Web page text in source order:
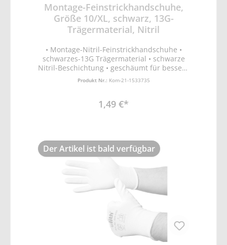
Montage-Feinstrickhandschuhe,
Größe 10/XL, schwarz, 13G-
Trägermaterial, Nitril
• Montage-Nitril-Feinstrickhandschuhe •
schwarzes-13G Trägermaterial • schwarze
Nitril-Beschichtung • geschäumt für bessere
Griffigkeit • ergonomische Passform • EN388
Produkt Nr.: Kom-21-1533735
1,49 €*
Der Artikel ist bald verfügbar